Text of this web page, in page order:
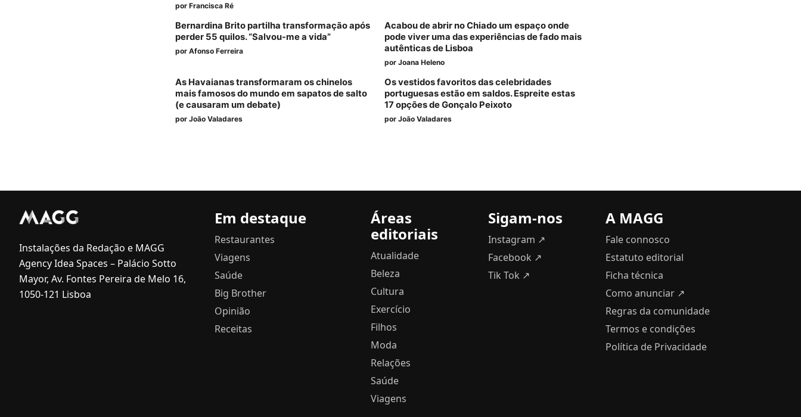
por Francisca Ré
Bernardina Brito partilha transformação após
perder 55 quilos. “Salvou-me a vida”
por Afonso Ferreira
Acabou de abrir no Chiado um espaço onde
pode viver uma das experiências de fado mais
autênticas de Lisboa
por Joana Heleno
As Havaianas transformaram os chinelos
mais famosos do mundo em sapatos de salto
(e causaram um debate)
por João Valadares
Os vestidos favoritos das celebridades
portuguesas estão em saldos. Espreite estas
17 opções de Gonçalo Peixoto
por João Valadares
Instalações da Redação e MAGG
Agency Idea Spaces – Palácio Sotto
Mayor, Av. Fontes Pereira de Melo 16,
1050-121 Lisboa
Em destaque
Restaurantes
Viagens
Saúde
Big Brother
Opinião
Receitas
Áreas
editoriais
Atualidade
Beleza
Cultura
Exercício
Filhos
Moda
Relações
Saúde
Viagens
Sigam-nos
Instagram ↗
Facebook ↗
Tik Tok ↗
A MAGG
Fale connosco
Estatuto editorial
Ficha técnica
Como anunciar ↗
Regras da comunidade
Termos e condições
Política de Privacidade